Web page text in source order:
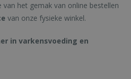
van het gemak van online bestellen
van onze fysieke winkel.
in varkensvoeding en